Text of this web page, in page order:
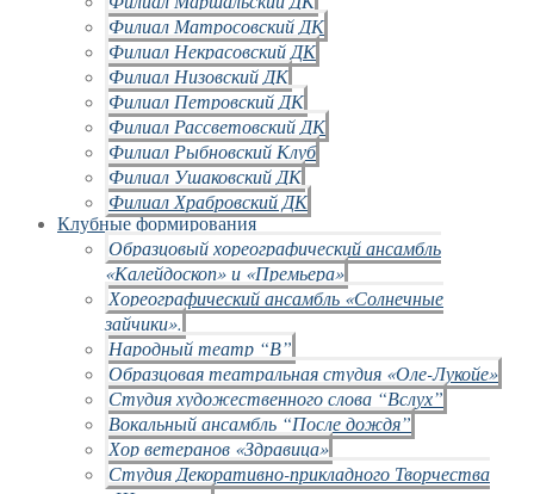
Филиал Матросовский ДК
Филиал Некрасовский ДК
Филиал Низовский ДК
Филиал Петровский ДК
Филиал Рассветовский ДК
Филиал Рыбновский Клуб
Филиал Ушаковский ДК
Филиал Храбровский ДК
Клубные формирования
Образцовый хореографический ансамбль
«Калейдоскоп» и «Премьера»
Хореографический ансамбль «Солнечные
зайчики».
Народный театр “В”
Образцовая театральная студия «Оле-Лукойе»
Студия художественного слова “Вслух”
Вокальный ансамбль “После дождя”
Хор ветеранов «Здравица»
Студия Декоративно-прикладного Творчества